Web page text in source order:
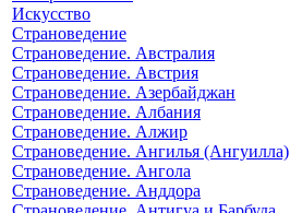
Искусство
Страноведение
Страноведение. Австралия
Страноведение. Австрия
Страноведение. Азербайджан
Страноведение. Албания
Страноведение. Алжир
Страноведение. Ангилья (Ангуилла)
Страноведение. Ангола
Страноведение. Анддора